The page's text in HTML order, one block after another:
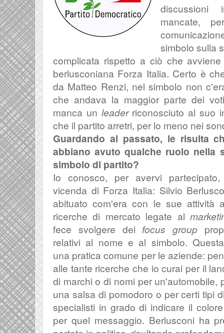
mancate,
simbolo sulla
complicata rispetto a ciò che
berlusconiana Forza Italia. Certo è
da Matteo Renzi, nel simbolo non
che andava la maggior parte dei
manca un leader riconosciuto al suo
che il partito arretri, per lo meno nei
Guardando al passato, le risulta
abbiano avuto qualche ruolo nella
simbolo di partito?
Io conosco, per avervi
vicenda di Forza Italia: Silvio
abituato com'era con le sue attività
ricerche di mercato legate al
fece svolgere dei focus group
relativi al nome e al simbolo.
una pratica comune per le aziende:
alle tante ricerche che io curai per il
di marchi o di nomi per un'automobile,
una salsa di pomodoro o per certi tipi
specialisti in grado di indicare il
per quel messaggio. Berlusconi ha